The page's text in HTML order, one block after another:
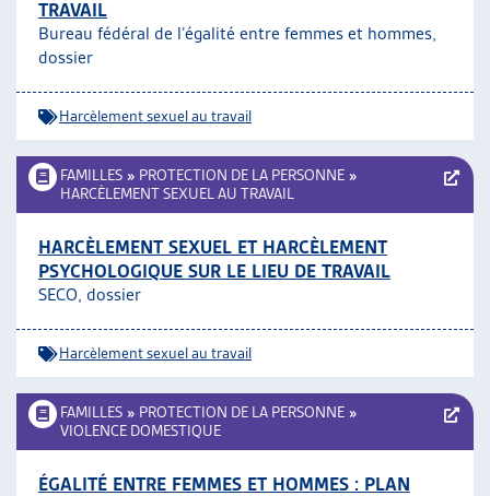
TRAVAIL
Bureau fédéral de l’égalité entre femmes et hommes,
dossier
Harcèlement sexuel au travail
FAMILLES » PROTECTION DE LA PERSONNE »
HARCÈLEMENT SEXUEL AU TRAVAIL
HARCÈLEMENT SEXUEL ET HARCÈLEMENT
PSYCHOLOGIQUE SUR LE LIEU DE TRAVAIL
SECO, dossier
Harcèlement sexuel au travail
FAMILLES » PROTECTION DE LA PERSONNE »
VIOLENCE DOMESTIQUE
ÉGALITÉ ENTRE FEMMES ET HOMMES : PLAN